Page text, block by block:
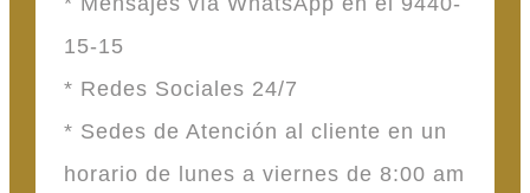
15-15
* Redes Sociales 24/7
* Sedes de Atención al cliente en un
horario de lunes a viernes de 8:00 am